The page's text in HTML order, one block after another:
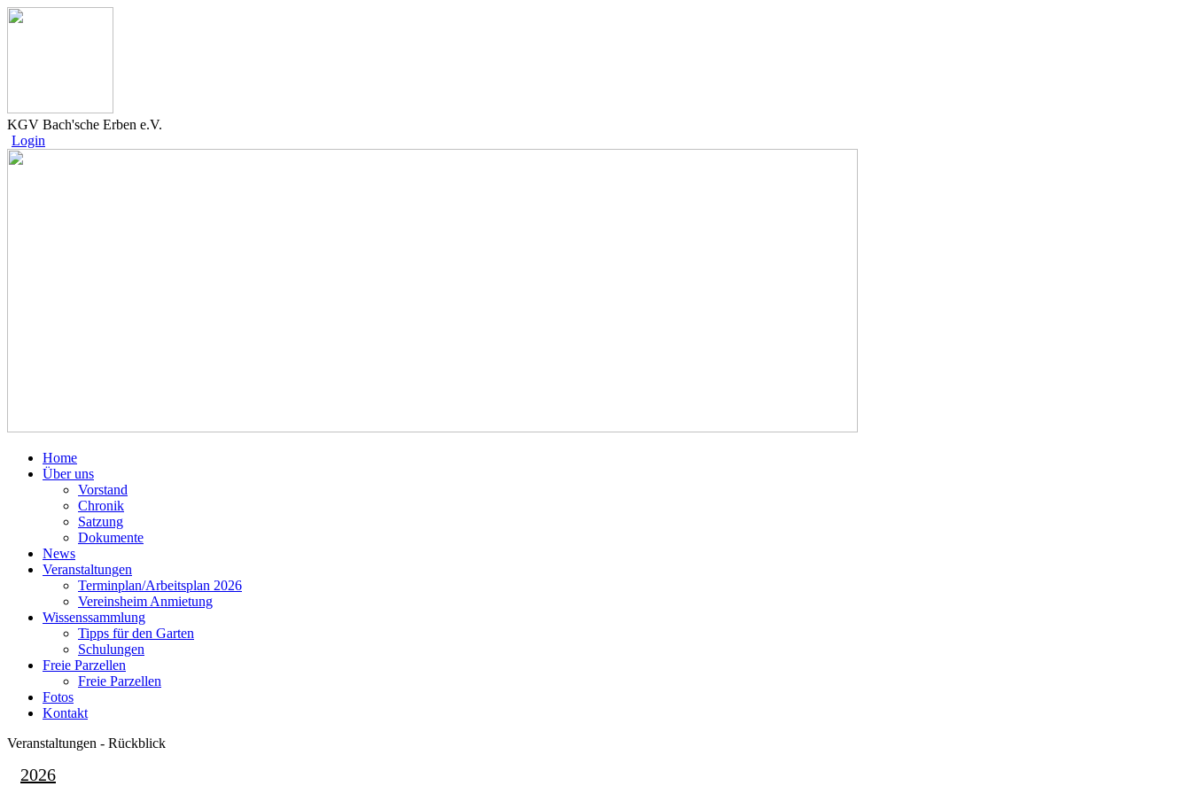
KGV Bach'sche Erben e.V.
Login
Home
Über uns
Vorstand
Chronik
Satzung
Dokumente
News
Veranstaltungen
Terminplan/Arbeitsplan 2026
Vereinsheim Anmietung
Wissenssammlung
Tipps für den Garten
Schulungen
Freie Parzellen
Freie Parzellen
Fotos
Kontakt
Veranstaltungen - Rückblick
2026